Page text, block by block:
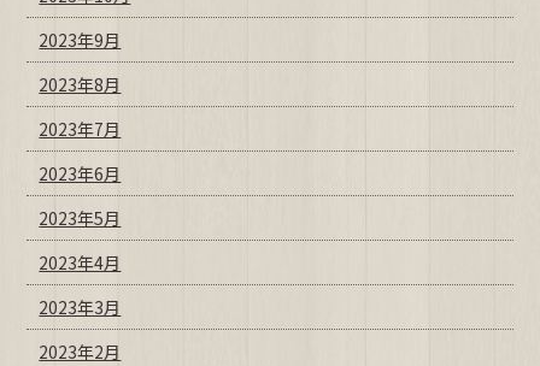
2023年9月
2023年8月
2023年7月
2023年6月
2023年5月
2023年4月
2023年3月
2023年2月